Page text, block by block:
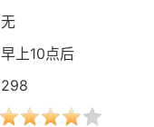
无
早上10点后
298